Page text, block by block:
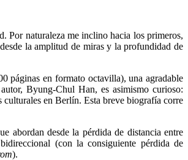
Por naturaleza me inclino hacia los primeros,
la amplitud de miras y la profundidad de
páginas en formato octavilla), una agradable
Byung-Chul Han, es asimismo curioso:
en Berlín. Esta breve biografía corre
abordan desde la pérdida de distancia entre
(con la consiguiente pérdida de
).